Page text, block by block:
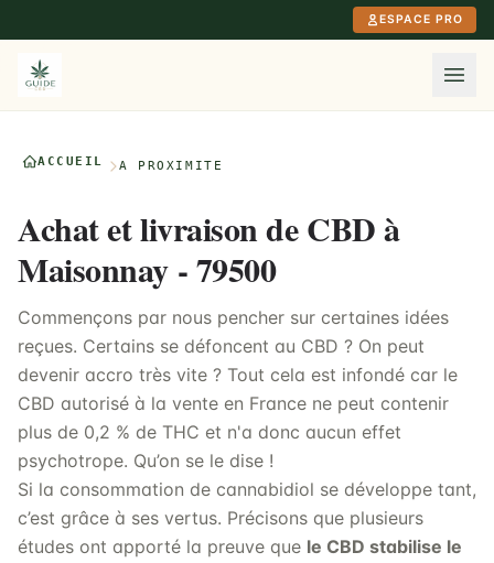
ESPACE PRO
ACCUEIL À PROXIMITÉ
Achat et livraison de CBD à
Maisonnay - 79500
Commençons par nous pencher sur certaines idées
reçues. Certains se défoncent au CBD ? On peut
devenir accro très vite ? Tout cela est infondé car le
CBD autorisé à la vente en France ne peut contenir
plus de 0,2 % de THC et n'a donc aucun effet
psychotrope. Qu’on se le dise !
Si la consommation de cannabidiol se développe tant,
c’est grâce à ses vertus. Précisons que plusieurs
études ont apporté la preuve que le CBD stabilise le